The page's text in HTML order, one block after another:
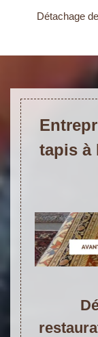
Détachage
tapis à